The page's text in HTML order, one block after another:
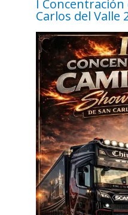
I Concentración
Carlos del Valle